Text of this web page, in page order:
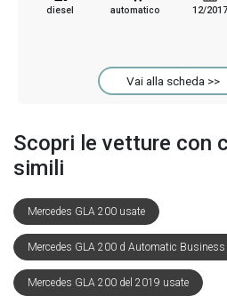
diesel automatico 12/2017
Vai alla scheda >>
Scopri le vetture con
simili
Mercedes GLA 200 usate
Mercedes GLA 200 d Automatic
Mercedes GLA 200 del 2019 usate